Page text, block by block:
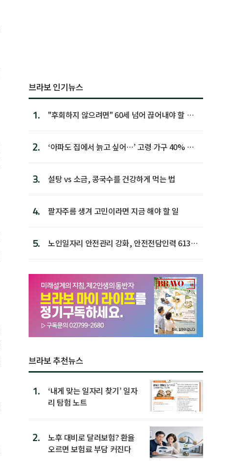
브라보 인기뉴스
1.
"후회하지 않으려면" 60세 넘어 끊어내야 할 사
2.
‘아파도 집에서 늙고 싶어…’ 고령 가구 40% 노
3. 설탕 vs 소금, 콩국수를 건강하게 먹는 법
4. 팔자주름 생겨 고민이라면 지금 해야 할 일
5.
노인일자리 안전관리 강화, 안전전담인력 613명
브라보 추천뉴스
1.
‘내게 맞는 일자리 찾기’ 일자
리 탐험 노트
2.
노후 대비로 달러보험? 환율
오르면 보험료 부담 커진다